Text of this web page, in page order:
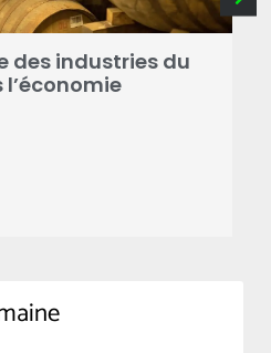
des industries du